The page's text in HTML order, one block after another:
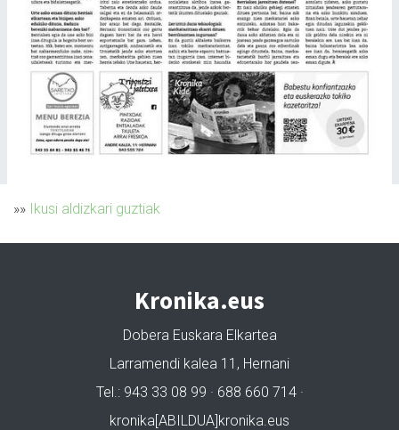
»» Ikusi aldizkari guztiak
Kronika.eus
Dobera Euskara Elkartea
Larramendi kalea 11, Hernani
Tel.: 943 33 08 99 · 688 660 714 ·
kronika[ABILDUA]kronika.eus